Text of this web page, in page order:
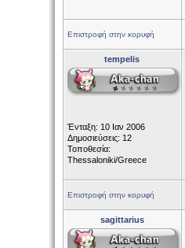
Επιστροφή στην κορυφή
tempelis
Ένταξη: 10 Ιαν 2006
Δημοσιεύσεις: 12
Τοποθεσία:
Thessaloniki/Greece
Επιστροφή στην κορυφή
sagittarius